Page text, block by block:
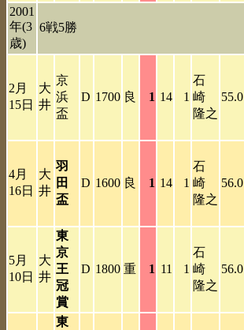
2001
年(3
歳)
6戦5勝
2月
15日
大
井
京
浜
盃
D 1700 良 1 14 1
石
崎
隆之
55.0
4月
16日
大
井
羽
田
盃
D 1600 良 1 14 1
石
崎
隆之
56.0
5月
10日
大
井
東
京
王
冠
賞
D 1800 重 1 11 1
石
崎
隆之
56.0
東